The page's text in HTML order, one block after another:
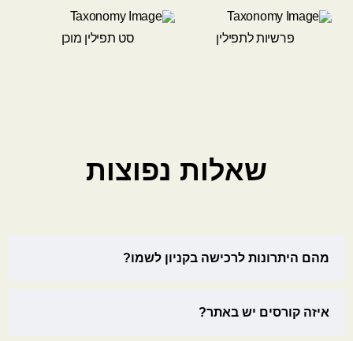
פרשיות לתפילין סט תפילין מוכן
שאלות נפוצות
מהם היתרונות לרכישה בקניון לשמו?
איזה קורסים יש באתר?